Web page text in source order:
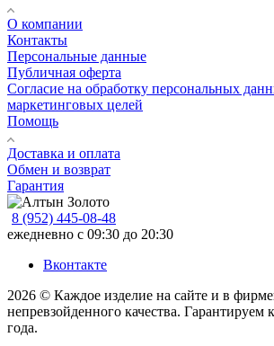
О компании
Контакты
Персональные данные
Публичная оферта
Согласие на обработку персональных
маркетинговых целей
Помощь
Доставка и оплата
Обмен и возврат
Гарантия
8 (952) 445-08-48
ежедневно с 09:30 до 20:30
Вконтакте
2026 © Каждое изделие на сайте и в
непревзойденного качества. Гарантируем
года.